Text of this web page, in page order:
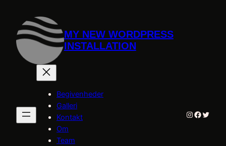
indhold
MY NEW WORDPRESS
INSTALLATION
Begivenheder
Galleri
Kontakt
Om
Team
Instagram